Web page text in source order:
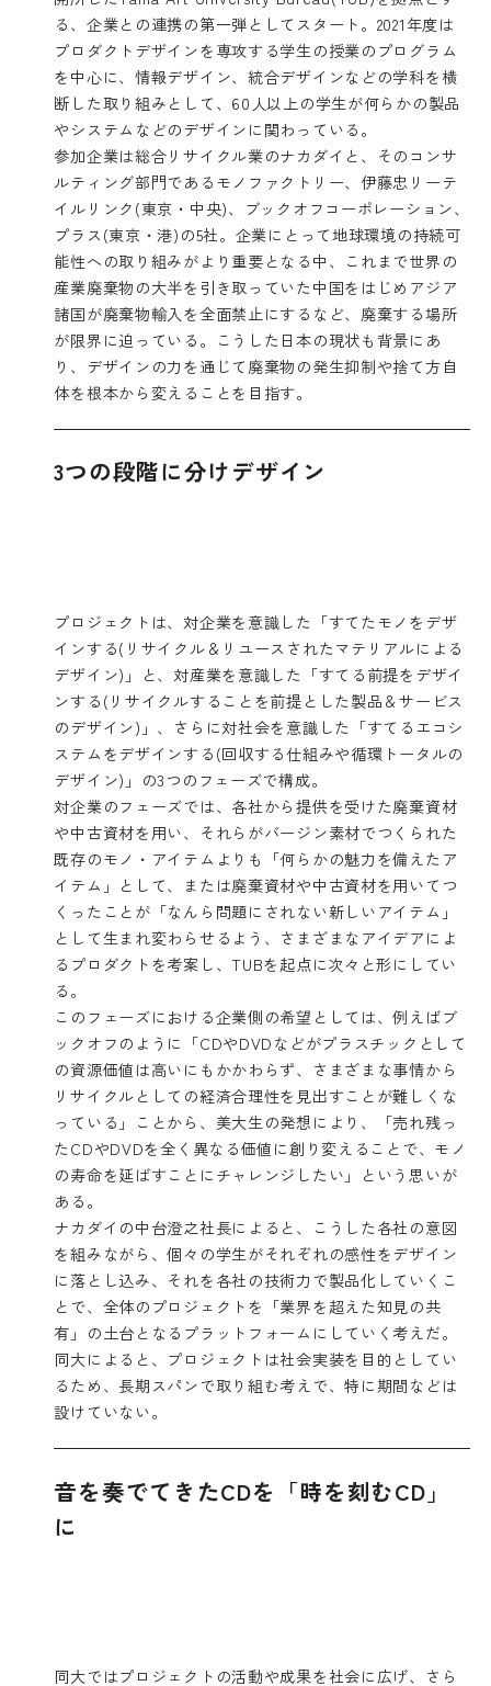
る、企業との連携の第一弾としてスタート。2021年度は
プロダクトデザインを専攻する学生の授業のプログラム
を中心に、情報デザイン、統合デザインなどの学科を横
断した取り組みとして、60人以上の学生が何らかの製品
やシステムなどのデザインに関わっている。
参加企業は総合リサイクル業のナカダイと、そのコンサ
ルティング部門であるモノファクトリー、伊藤忠リーテ
イルリンク(東京・中央)、ブックオフコーポレーション、
プラス(東京・港)の5社。企業にとって地球環境の持続可
能性への取り組みがより重要となる中、これまで世界の
産業廃棄物の大半を引き取っていた中国をはじめアジア
諸国が廃棄物輸入を全面禁止にするなど、廃棄する場所
が限界に迫っている。こうした日本の現状も背景にあ
り、デザインの力を通じて廃棄物の発生抑制や捨て方自
体を根本から変えることを目指す。
3つの段階に分けデザイン
プロジェクトは、対企業を意識した「すてたモノをデザ
インする(リサイクル＆リユースされたマテリアルによる
デザイン)」と、対産業を意識した「すてる前提をデザイ
ンする(リサイクルすることを前提とした製品＆サービス
のデザイン)」、さらに対社会を意識した「すてるエコシ
ステムをデザインする(回収する仕組みや循環トータルの
デザイン)」の3つのフェーズで構成。
対企業のフェーズでは、各社から提供を受けた廃棄資材
や中古資材を用い、それらがバージン素材でつくられた
既存のモノ・アイテムよりも「何らかの魅力を備えたア
イテム」として、または廃棄資材や中古資材を用いてつ
くったことが「なんら問題にされない新しいアイテム」
として生まれ変わらせるよう、さまざまなアイデアによ
るプロダクトを考案し、TUBを起点に次々と形にしてい
る。
このフェーズにおける企業側の希望としては、例えばブ
ックオフのように「CDやDVDなどがプラスチックとして
の資源価値は高いにもかかわらず、さまざまな事情から
リサイクルとしての経済合理性を見出すことが難しくな
っている」ことから、美大生の発想により、「売れ残っ
たCDやDVDを全く異なる価値に創り変えることで、モノ
の寿命を延ばすことにチャレンジしたい」という思いが
ある。
ナカダイの中台澄之社長によると、こうした各社の意図
を組みながら、個々の学生がそれぞれの感性をデザイン
に落とし込み、それを各社の技術力で製品化していくこ
とで、全体のプロジェクトを「業界を超えた知見の共
有」の土台となるプラットフォームにしていく考えだ。
同大によると、プロジェクトは社会実装を目的としてい
るため、長期スパンで取り組む考えで、特に期間などは
設けていない。
音を奏でてきたCDを「時を刻むCD」
に
同大ではプロジェクトの活動や成果を社会に広げ、さら